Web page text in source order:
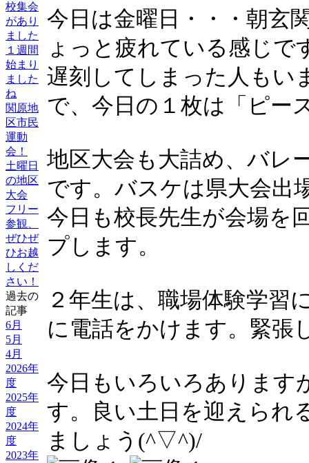
校集会
があり
ました
１週間
始まり
ました
ね
関原地
区市民
運動
会！
土曜日
の地区
大会
フリー
参観、
ぜひぜ
ひお越
しくだ
さい！
過去の
記事
6月
5月
4月
2026年
度
2025年
度
2024年
度
2023年
今日は金曜日・・・朝玄
ょっと疲れている感じで
遅刻してしまった人もい
で、今日の１枚は「ピー
地区大会も大詰め、バレ
です。バスケは県大会出
今日も校長先生が会場を
プします。
２年生は、職場体験学習
に電話をかけます。緊張
今日もいろいろあります
す。良い土日を迎えられ
ましょう(^▽^)/